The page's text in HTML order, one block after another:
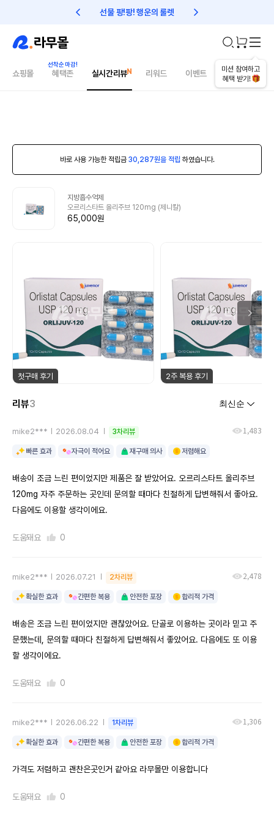
선물 팡!팡! 행운의 룰렛 친구초대 1만원 리워드!
미션 참여하고
혜택 받기!
쇼핑몰 혜택존 실시간리뷰 리워드 이벤트 건강매거진
바로 사용 가능한 적립금 30,287원을 적립 하였습니다.
지방흡수억제
오르리스타트 올리주브 120mg (제니칼)
65,000원
첫구매 후기 2주 복용 후기
리뷰3
mike2*** 2026.08.04 3차리뷰 1,483
빠른 효과 자극이 적어요 재구매 의사 저렴해요
배송이 조금 느린 편이었지만 제품은 잘 받았어요. 오르리스타트 올리주브
120mg 자주 주문하는 곳인데 문의할 때마다 친절하게 답변해줘서 좋아요.
다음에도 이용할 생각이에요.
도움돼요 0
mike2*** 2026.07.21 2차리뷰 2,478
확실한 효과 간편한 복용 안전한 포장 합리적 가격
배송은 조금 느린 편이었지만 괜찮았어요. 단골로 이용하는 곳이라 믿고 주
문했는데, 문의할 때마다 친절하게 답변해줘서 좋았어요. 다음에도 또 이용
할 생각이에요.
도움돼요 0
mike2*** 2026.06.22 1차리뷰 1,306
확실한 효과 간편한 복용 안전한 포장 합리적 가격
가격도 저렴하고 괜찬은곳인거 같아요 라무몰만 이용합니다
도움돼요 0